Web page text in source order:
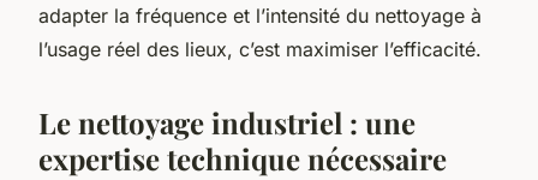
adapter la fréquence et l’intensité du nettoyage à
l’usage réel des lieux, c’est maximiser l’efficacité.
Le nettoyage industriel : une
expertise technique nécessaire